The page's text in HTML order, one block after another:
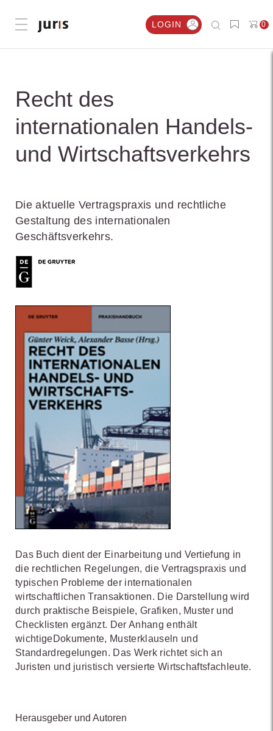
Menü öffnen LOGIN 0
Recht des
internationalen Handels-
und Wirtschaftsverkehrs
Die aktuelle Vertragspraxis und rechtliche
Gestaltung des internationalen
Geschäftsverkehrs.
Das Buch dient der Einarbeitung und Vertiefung in
die rechtlichen Regelungen, die Vertragspraxis und
typischen Probleme der internationalen
wirtschaftlichen Transaktionen. Die Darstellung wird
durch praktische Beispiele, Grafiken, Muster und
Checklisten ergänzt. Der Anhang enthält
wichtigeDokumente, Musterklauseln und
Standardregelungen. Das Werk richtet sich an
Juristen und juristisch versierte Wirtschaftsfachleute.
Herausgeber und Autoren